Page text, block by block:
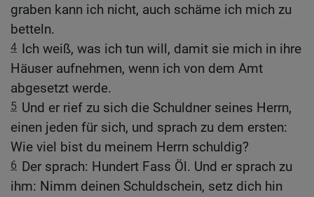
graben kann ich nicht, auch schäme ich mich zu
betteln.
4 Ich weiß, was ich tun will, damit sie mich in ihre
Häuser aufnehmen, wenn ich von dem Amt
abgesetzt werde.
5 Und er rief zu sich die Schuldner seines Herrn,
einen jeden für sich, und sprach zu dem ersten:
Wie viel bist du meinem Herrn schuldig?
6 Der sprach: Hundert Fass Öl. Und er sprach zu
ihm: Nimm deinen Schuldschein, setz dich hin